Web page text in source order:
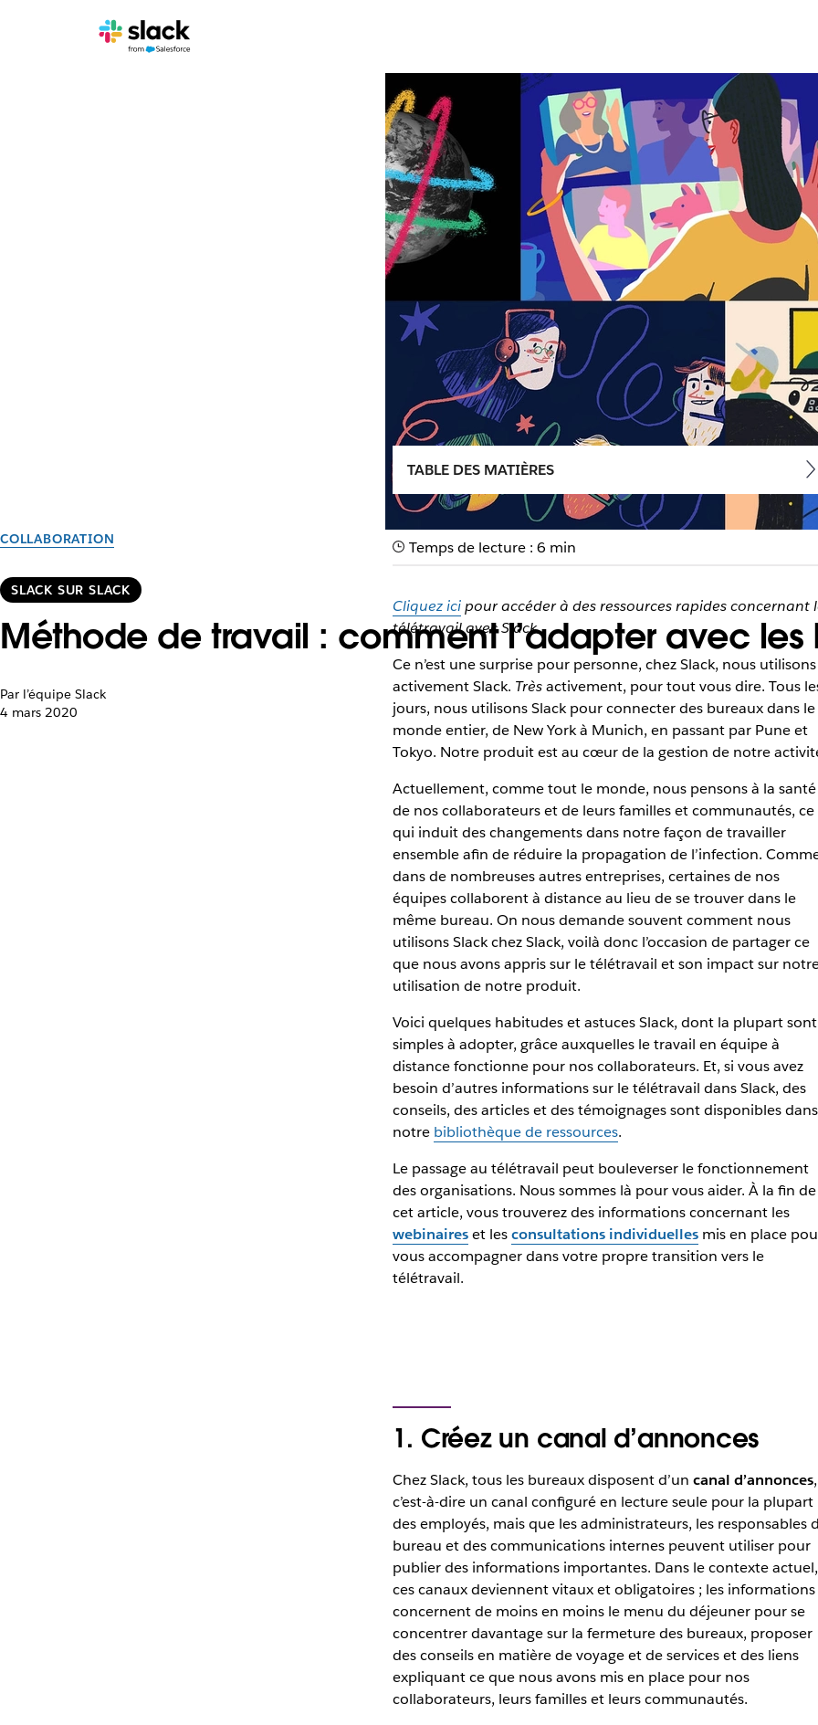
COLLABORATION
SLACK SUR SLACK
Méthode de travail : comment l’adapter avec les
Par l’équipe Slack
4 mars 2020
TABLE DES MATIÈRES
Temps de lecture : 6 min
Cliquez icipour accéder à des ressources rapides concernant
télétravail avec Slack.
Ce n’est une surprise pour personne, chez Slack, nous utilisons
activement Slack. Trèsactivement, pour tout vous dire. Tous
jours, nous utilisons Slack pour connecter des bureaux dans le
monde entier, de New York à Munich, en passant par Pune et
Tokyo. Notre produit est au cœur de la gestion de notre
Actuellement, comme tout le monde, nous pensons à la santé
de nos collaborateurs et de leurs familles et communautés, ce
qui induit des changements dans notre façon de travailler
ensemble afin de réduire la propagation de l’infection.
dans de nombreuses autres entreprises, certaines de nos
équipes collaborent à distance au lieu de se trouver dans le
même bureau. On nous demande souvent comment nous
utilisons Slack chez Slack, voilà donc l’occasion de partager ce
que nous avons appris sur le télétravail et son impact sur
utilisation de notre produit.
Voici quelques habitudes et astuces Slack, dont la plupart sont
simples à adopter, grâce auxquelles le travail en équipe à
distance fonctionne pour nos collaborateurs. Et, si vous avez
besoin d’autres informations sur le télétravail dans Slack, des
conseils, des articles et des témoignages sont disponibles dans
notre bibliothèque de ressources.
Le passage au télétravail peut bouleverser le fonctionnement
des organisations. Nous sommes là pour vous aider. À la fin de
cet article, vous trouverez des informations concernant les
webinaireset lesconsultations individuellesmis en place
vous accompagner dans votre propre transition vers le
télétravail.
1. Créez un canal d’annonces
Chez Slack, tous les bureaux disposent d’un canal d’annonces,
c’est-à-dire un canal configuré en lecture seule pour la plupart
des employés, mais que les administrateurs, les responsables
bureau et des communications internes peuvent utiliser pour
publier des informations importantes. Dans le contexte actuel,
ces canaux deviennent vitaux et obligatoires ; les informations
concernent de moins en moins le menu du déjeuner pour se
concentrer davantage sur la fermeture des bureaux, proposer
des conseils en matière de voyage et de services et des liens
expliquant ce que nous avons mis en place pour nos
collaborateurs, leurs familles et leurs communautés.